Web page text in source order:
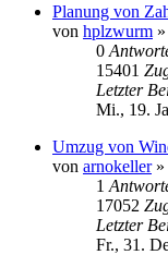
Planung von
von hplzwurm »
0
15401
Letzter
Mi., 19.
Umzug von
von arnokeller»
1
17052
Letzter
Fr., 31.